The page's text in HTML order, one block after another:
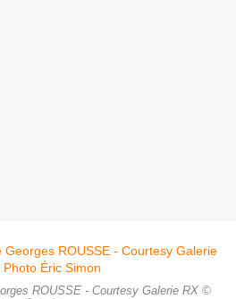
ROUSSE - Courtesy Galerie RX ©